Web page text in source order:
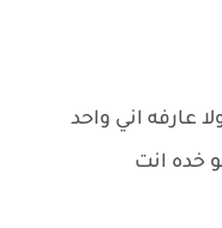
عارفه اني واحد
خده انت